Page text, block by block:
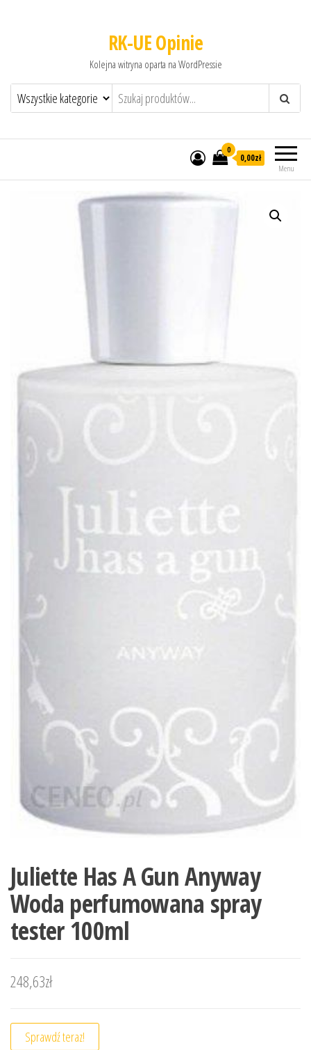
RK-UE Opinie
Kolejna witryna oparta na WordPressie
Menu
0
0,00zł
Juliette Has A Gun Anyway
Woda perfumowana spray
tester 100ml
248,63zł
Sprawdź teraz!